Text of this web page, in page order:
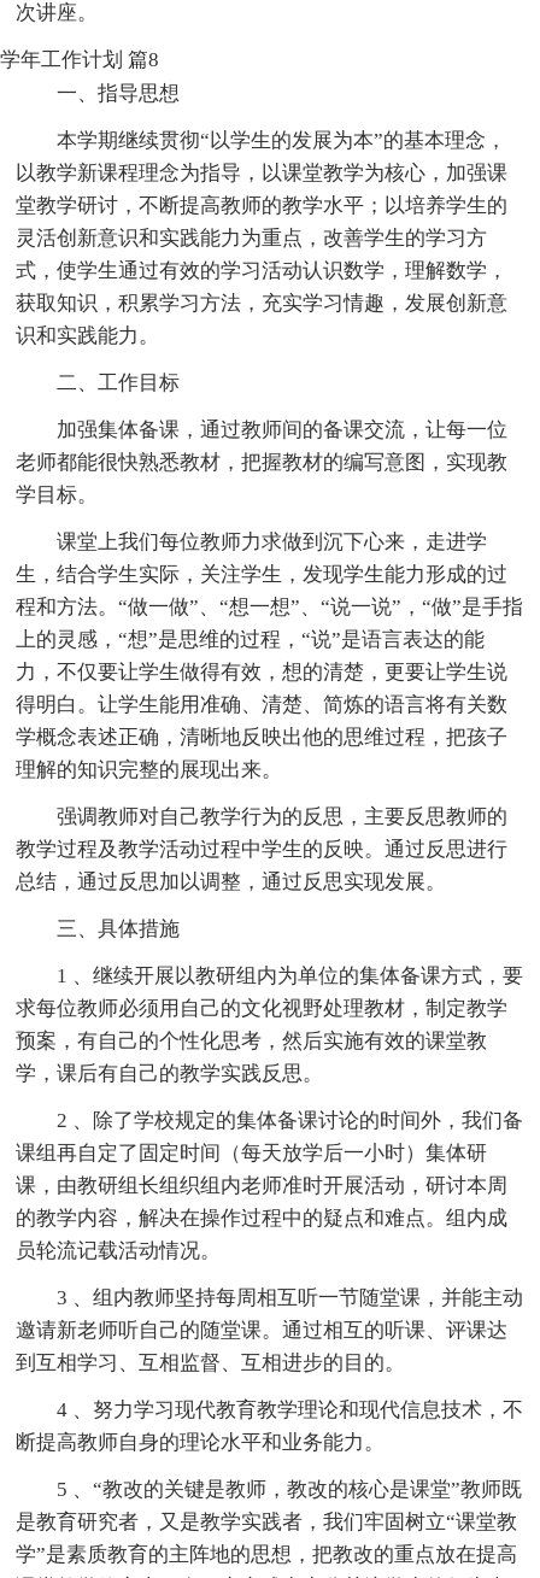
次讲座。
学年工作计划 篇8
一、指导思想
本学期继续贯彻“以学生的发展为本”的基本理念，
以教学新课程理念为指导，以课堂教学为核心，加强课
堂教学研讨，不断提高教师的教学水平；以培养学生的
灵活创新意识和实践能力为重点，改善学生的学习方
式，使学生通过有效的学习活动认识数学，理解数学，
获取知识，积累学习方法，充实学习情趣，发展创新意
识和实践能力。
二、工作目标
加强集体备课，通过教师间的备课交流，让每一位
老师都能很快熟悉教材，把握教材的编写意图，实现教
学目标。
课堂上我们每位教师力求做到沉下心来，走进学
生，结合学生实际，关注学生，发现学生能力形成的过
程和方法。“做一做”、“想一想”、“说一说”，“做”是手指
上的灵感，“想”是思维的过程，“说”是语言表达的能
力，不仅要让学生做得有效，想的清楚，更要让学生说
得明白。让学生能用准确、清楚、简炼的语言将有关数
学概念表述正确，清晰地反映出他的思维过程，把孩子
理解的知识完整的展现出来。
强调教师对自己教学行为的反思，主要反思教师的
教学过程及教学活动过程中学生的反映。通过反思进行
总结，通过反思加以调整，通过反思实现发展。
三、具体措施
1 、继续开展以教研组内为单位的集体备课方式，要
求每位教师必须用自己的文化视野处理教材，制定教学
预案，有自己的个性化思考，然后实施有效的课堂教
学，课后有自己的教学实践反思。
2 、除了学校规定的集体备课讨论的时间外，我们备
课组再自定了固定时间（每天放学后一小时）集体研
课，由教研组长组织组内老师准时开展活动，研讨本周
的教学内容，解决在操作过程中的疑点和难点。组内成
员轮流记载活动情况。
3 、组内教师坚持每周相互听一节随堂课，并能主动
邀请新老师听自己的随堂课。通过相互的听课、评课达
到互相学习、互相监督、互相进步的目的。
4 、努力学习现代教育教学理论和现代信息技术，不
断提高教师自身的理论水平和业务能力。
5 、“教改的关键是教师，教改的核心是课堂”教师既
是教育研究者，又是教学实践者，我们牢固树立“课堂教
学”是素质教育的主阵地的思想，把教改的重点放在提高